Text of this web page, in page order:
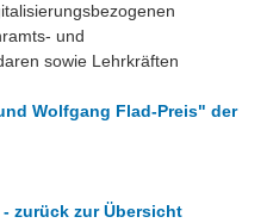
und
sowie Lehrkräften
Wolfgang Flad-Preis" der
zurück zur Übersicht